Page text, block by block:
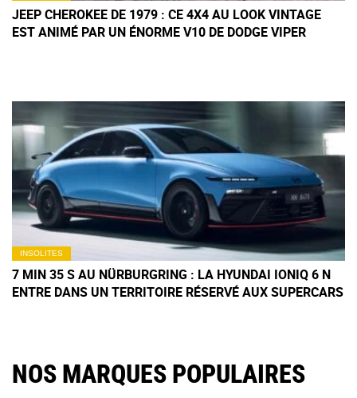
JEEP CHEROKEE DE 1979 : CE 4X4 AU LOOK VINTAGE
EST ANIMÉ PAR UN ÉNORME V10 DE DODGE VIPER
INSOLITES
7 MIN 35 S AU NÜRBURGRING : LA HYUNDAI IONIQ 6 N
ENTRE DANS UN TERRITOIRE RÉSERVÉ AUX SUPERCARS
NOS MARQUES POPULAIRES